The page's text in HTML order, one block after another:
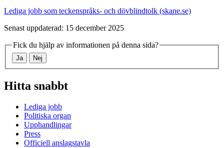
Lediga jobb som teckenspråks- och dövblindtolk (skane.se)
Senast uppdaterad: 15 december 2025
Fick du hjälp av informationen på denna sida?
Ja Nej
Hitta snabbt
Lediga jobb
Politiska organ
Upphandlingar
Press
Officiell anslagstavla